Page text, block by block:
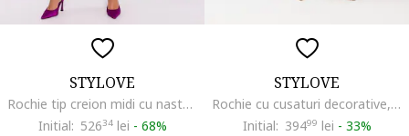
STYLOVE
Rochie tip creion midi cu nasturi decorativi, Albastru,
Initial: 52634lei - 68%
STYLOVE
Rochie cu cusaturi decorative,, Albastru
Initial: 39499 lei - 33%